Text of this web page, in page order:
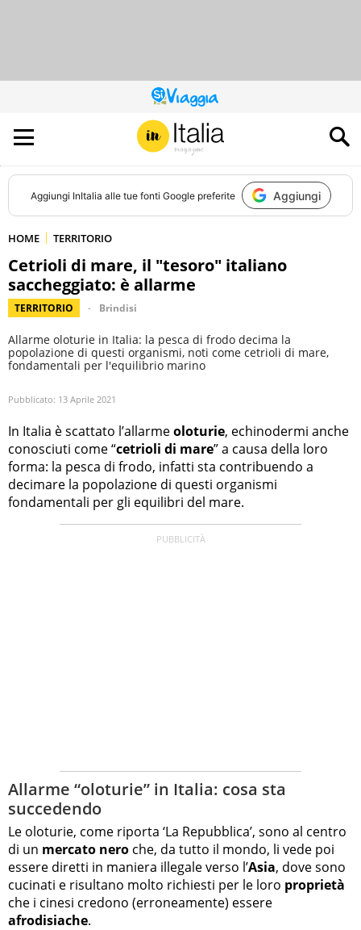
QUESTO
SITO
CONTRIBUISCE
ALL’AUDIENCE
DI
Aggiungi InItalia alle tue fonti Google preferite Aggiungi
HOME TERRITORIO
Cetrioli di mare, il "tesoro" italiano
saccheggiato: è allarme
TERRITORIO Brindisi
Allarme oloturie in Italia: la pesca di frodo decima la
popolazione di questi organismi, noti come cetrioli di mare,
fondamentali per l'equilibrio marino
Pubblicato: 13 Aprile 2021
In Italia è scattato l’allarmeoloturie, echinodermi anche
conosciuti come “cetrioli di mare” a causa della loro
forma: la pesca di frodo, infatti sta contribuendo a
decimare la popolazione di questi organismi
fondamentali per gli equilibri del mare.
Allarme “oloturie” in Italia: cosa sta
succedendo
Le oloturie, come riporta ‘La Repubblica’, sono al centro
di un mercato nero che, da tutto il mondo, li vede poi
essere diretti in maniera illegale verso l’Asia, dove sono
cucinati e risultano molto richiesti per le loro proprietà
che i cinesi credono (erroneamente) essere
afrodisiache.